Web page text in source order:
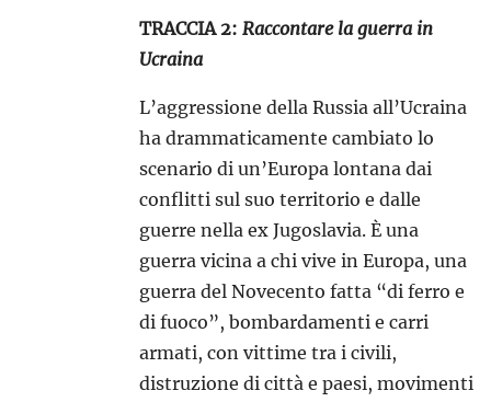
TRACCIA 2: Raccontare la guerra in
Ucraina
L’aggressione della Russia all’Ucraina
ha drammaticamente cambiato lo
scenario di un’Europa lontana dai
conflitti sul suo territorio e dalle
guerre nella ex Jugoslavia. È una
guerra vicina a chi vive in Europa, una
guerra del Novecento fatta “di ferro e
di fuoco”, bombardamenti e carri
armati, con vittime tra i civili,
distruzione di città e paesi, movimenti